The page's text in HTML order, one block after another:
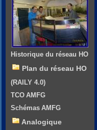
Historique du réseau HO
Plan du réseau HO
(RAILY 4.0)
TCO AMFG
Schémas AMFG
Analogique